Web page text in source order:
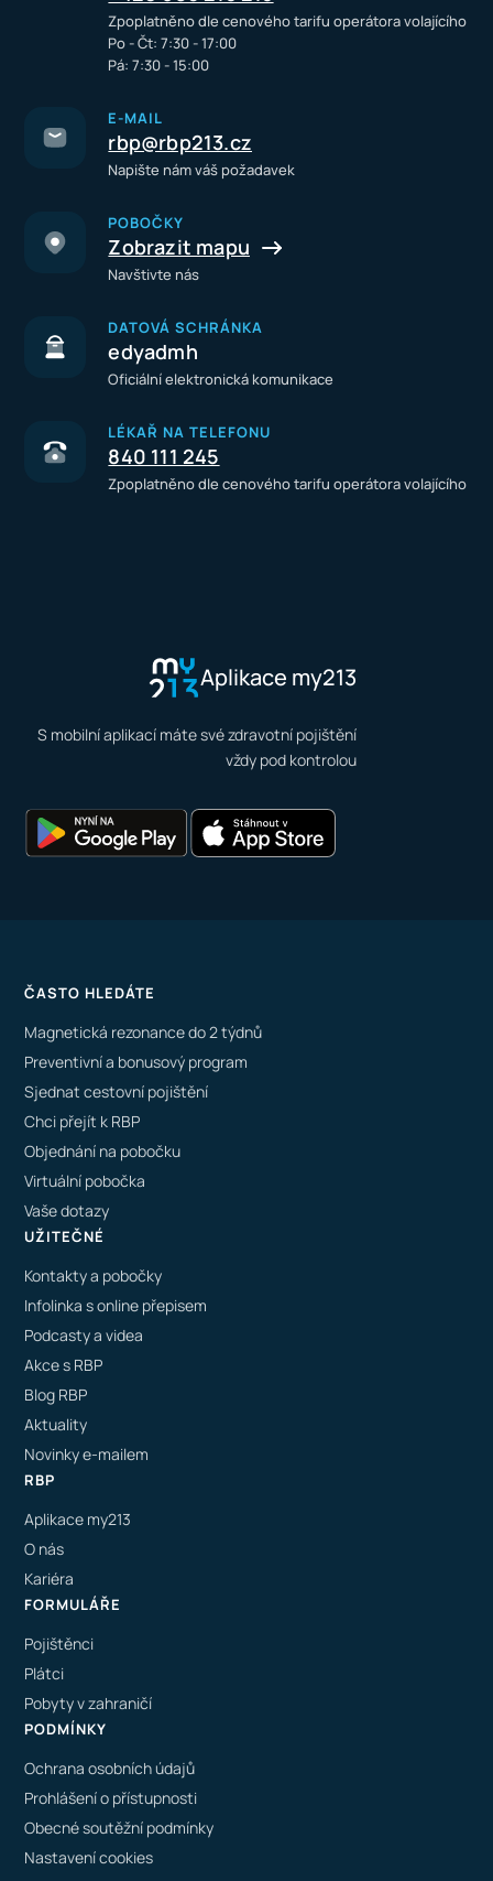
Zpoplatněno dle cenového tarifu operátora volajícího
Po - Čt: 7:30 - 17:00
Pá: 7:30 - 15:00
E-MAIL
rbp@rbp213.cz
Napište nám váš požadavek
POBOČKY
Zobrazit mapu
Navštivte nás
DATOVÁ SCHRÁNKA
edyadmh
Oficiální elektronická komunikace
LÉKAŘ NA TELEFONU
840 111 245
Zpoplatněno dle cenového tarifu operátora volajícího
Aplikace my213
S mobilní aplikací máte své zdravotní pojištění
vždy pod kontrolou
ČASTO HLEDÁTE
Magnetická rezonance do 2 týdnů
Preventivní a bonusový program
Sjednat cestovní pojištění
Chci přejít k RBP
Objednání na pobočku
Virtuální pobočka
Vaše dotazy
UŽITEČNÉ
Kontakty a pobočky
Infolinka s online přepisem
Podcasty a videa
Akce s RBP
Blog RBP
Aktuality
Novinky e-mailem
RBP
Aplikace my213
O nás
Kariéra
FORMULÁŘE
Pojištěnci
Plátci
Pobyty v zahraničí
PODMÍNKY
Ochrana osobních údajů
Prohlášení o přístupnosti
Obecné soutěžní podmínky
Nastavení cookies